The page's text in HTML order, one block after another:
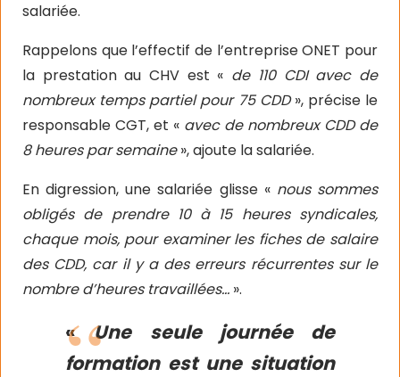
salariée.
Rappelons que l’effectif de l’entreprise ONET pour
la prestation au CHV est « de 110 CDI avec de
nombreux temps partiel pour 75 CDD», précise le
responsable CGT, et « avec de nombreux CDD de
8 heures par semaine», ajoute la salariée.
En digression, une salariée glisse « nous sommes
obligés de prendre 10 à 15 heures syndicales,
chaque mois, pour examiner les fiches de salaire
des CDD, car il y a des erreurs récurrentes sur le
nombre d’heures travaillées… ».
«Une seule journée de
formation est une situation